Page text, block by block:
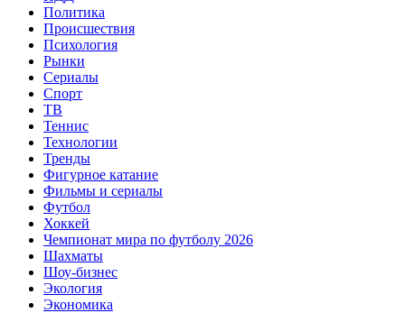
Политика
Происшествия
Психология
Рынки
Сериалы
Спорт
ТВ
Теннис
Технологии
Тренды
Фигурное катание
Фильмы и сериалы
Футбол
Хоккей
Чемпионат мира по футболу 2026
Шахматы
Шоу-бизнес
Экология
Экономика